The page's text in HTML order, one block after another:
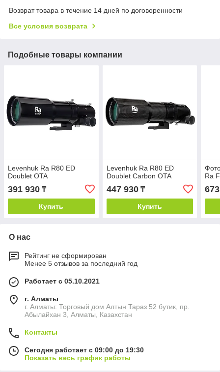
Возврат товара в течение 14 дней по договоренности
Все условия возврата
Подобные товары компании
Levenhuk Ra R80 ED
Doublet OTA
391 930 ₸
Купить
Levenhuk Ra R80 ED
Doublet Carbon OTA
447 930₸
Купить
Ra
О нас
Рейтинг не сформирован
Менее 5 отзывов за последний год
Работает с 05.10.2021
г. Алматы
г. Алматы: Торговый дом Алтын Тараз 52 бутик, пр.
Абылайхан 3, Алматы, Казахстан
Контакты
Сегодня работает с 09:00 до 19:30
Показать весь график работы